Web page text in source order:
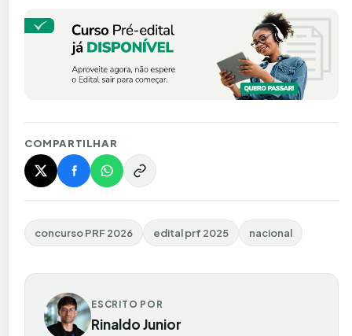
COMPARTILHAR
concurso PRF 2026 edital prf 2025 nacional
ESCRITO POR
Rinaldo Junior